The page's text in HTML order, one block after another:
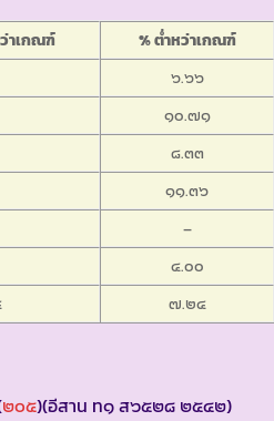
าเกณฑ์ % ต่ำหว่าเกณฑ์
๖.๖๖
๑๐.๗๑
๘.๓๓
๑๑.๓๖
–
๔.๐๐
๗.๒๔
๒๐๕)(อีสาน ท๑ ส๖๕๒๘ ๒๕๔๒)